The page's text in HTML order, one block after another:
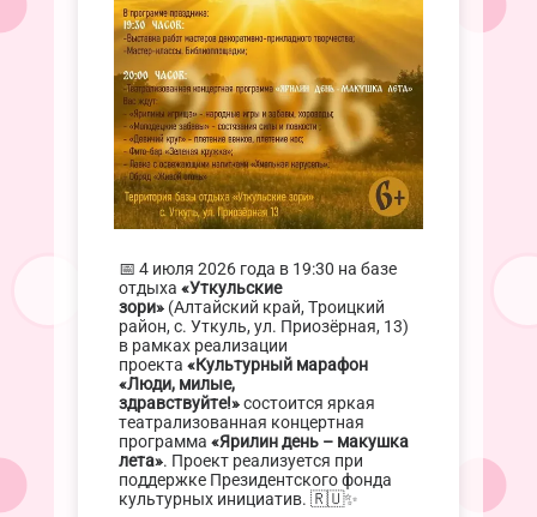
📅 4 июля 2026 года в 19:30 на базе
отдыха «Уткульские
зори»(Алтайский край, Троицкий
район, с. Уткуль, ул. Приозёрная, 13)
в рамках реализации
проекта «Культурный марафон
«Люди, милые,
здравствуйте!»состоится яркая
театрализованная концертная
программа «Ярилин день – макушка
лета». Проект реализуется при
поддержке Президентского фонда
культурных инициатив. 🇷🇺✨